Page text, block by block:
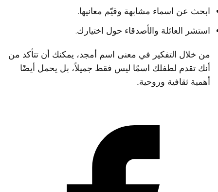
ابحث عن اسماء مشابهة وقيّم معانيها.
استشر العائلة والأصدقاء حول اختيارك.
من خلال التفكير في معنى اسم أمجد، يمكنك أن تتأكد من
أنك تقدم لطفلك اسمًا ليس فقط جميلاً، بل يحمل أيضًا
أهمية ثقافية وروحية.